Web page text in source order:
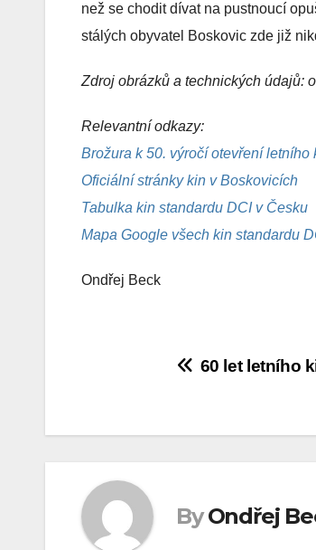
než se chodit dívat na pustnoucí
stálých obyvatel Boskovic zde již
Zdroj obrázků a technických údajů:
Relevantní odkazy:
Brožura k 50. výročí otevření letního
Oficiální stránky kin v Boskovicích
Tabulka kin standardu DCI v Česku
Mapa Google všech kin standardu
Ondřej Beck
Navigace
příspěvek
60 let letního
By Ondřej